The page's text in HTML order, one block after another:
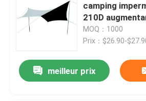
camping
210D
de Sun
MOQ：1000
Prix：$26.90-
meilleur prix